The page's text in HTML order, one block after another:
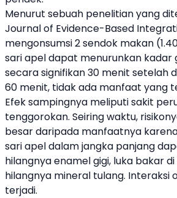
Menurut sebuah penelitian yang
Journal of Evidence-Based
mengonsumsi 2 sendok makan
sari apel dapat menurunkan kadar
secara signifikan 30 menit setelah
60 menit, tidak ada manfaat yang
Efek sampingnya meliputi sakit
tenggorokan. Seiring waktu,
besar daripada manfaatnya
sari apel dalam jangka panjang
hilangnya enamel gigi, luka bakar
hilangnya mineral tulang. Interaksi
terjadi.